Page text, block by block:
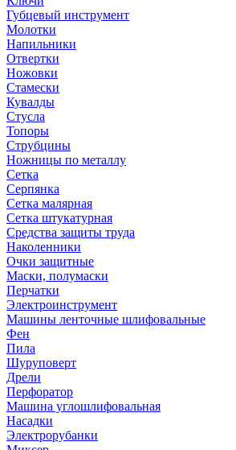
Губцевый инструмент
Молотки
Напильники
Отвертки
Ножовки
Стамески
Кувалды
Стусла
Топоры
Струбцины
Ножницы по металлу
Сетка
Серпянка
Сетка малярная
Сетка штукатурная
Средства защиты труда
Наколенники
Очки защитные
Маски, полумаски
Перчатки
Электроинструмент
Машины ленточные шлифовальные
Фен
Пила
Шуруповерт
Дрели
Перфоратор
Машина углошлифовальная
Насадки
Электрорубанки